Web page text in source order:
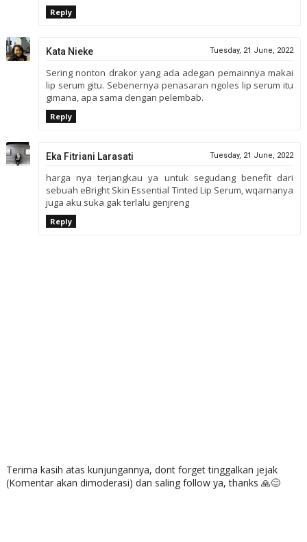
Reply
Kata Nieke Tuesday, 21 June, 2022
Sering nonton drakor yang ada adegan pemainnya makai
lip serum gitu. Sebenernya penasaran ngoles lip serum itu
gimana, apa sama dengan pelembab.
Reply
Eka Fitriani Larasati Tuesday, 21 June, 2022
harga nya terjangkau ya untuk segudang benefit dari
sebuah eBright Skin Essential Tinted Lip Serum, wqarnanya
juga aku suka gak terlalu genjreng
Reply
Terima kasih atas kunjungannya, dont forget tinggalkan jejak
(Komentar akan dimoderasi) dan saling follow ya, thanks 🙏😊